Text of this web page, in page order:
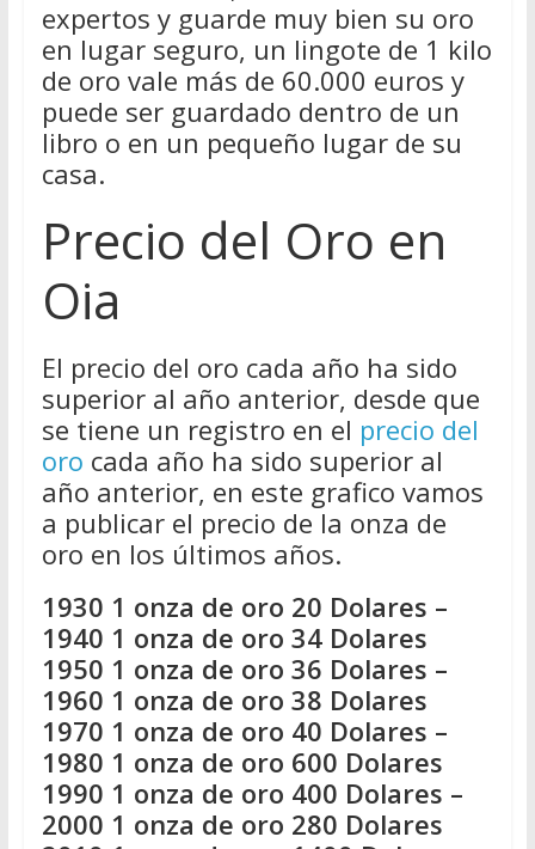
expertos y guarde muy bien su oro
en lugar seguro, un lingote de 1 kilo
de oro vale más de 60.000 euros y
puede ser guardado dentro de un
libro o en un pequeño lugar de su
casa.
Precio del Oro en
Oia
El precio del oro cada año ha sido
superior al año anterior, desde que
se tiene un registro en el precio del
oro cada año ha sido superior al
año anterior, en este grafico vamos
a publicar el precio de la onza de
oro en los últimos años.
1930 1 onza de oro 20 Dolares –
1940 1 onza de oro 34 Dolares
1950 1 onza de oro 36 Dolares –
1960 1 onza de oro 38 Dolares
1970 1 onza de oro 40 Dolares –
1980 1 onza de oro 600 Dolares
1990 1 onza de oro 400 Dolares –
2000 1 onza de oro 280 Dolares